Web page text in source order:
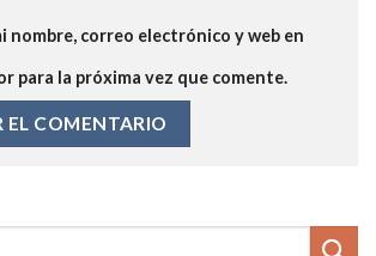
nombre, correo electrónico y web en
para la próxima vez que comente.